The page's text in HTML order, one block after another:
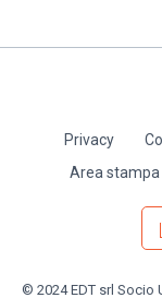
Privacy
Area stampa
© 2024 EDT srl Socio